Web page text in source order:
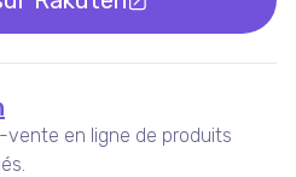
en ligne de produits